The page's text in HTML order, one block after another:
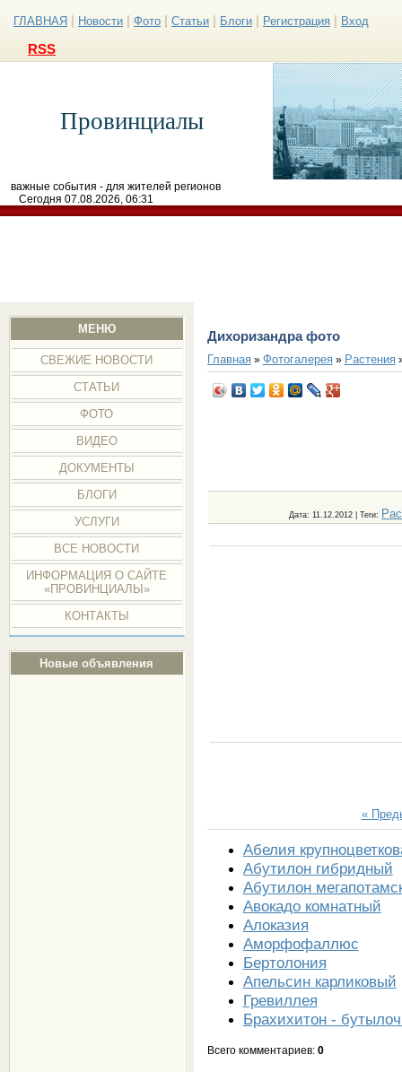
ГЛАВНАЯ Новости Фото Статьи Блоги Регистрация Вход
RSS
Провинциалы
важные события - для жителей регионов
Сегодня 07.08.2026, 06:31
МЕНЮ
СВЕЖИЕ НОВОСТИ
СТАТЬИ
ФОТО
ВИДЕО
ДОКУМЕНТЫ
БЛОГИ
УСЛУГИ
ВСЕ НОВОСТИ
ИНФОРМАЦИЯ О САЙТЕ
«ПРОВИНЦИАЛЫ»
КОНТАКТЫ
Новые объявления
Дихоризандра фото
Главная» Фотогалерея» Растения
Дата: 11.12.2012 |Теги:
«
Абелия
Абутилон гибридный
Абутилон
Авокадо комнатный
Алоказия
Аморфофаллюс
Бертолония
Апельсин карликовый
Гревиллея
Брахихитон -
Всего комментариев: 0